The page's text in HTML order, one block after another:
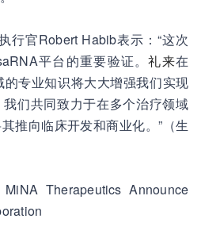
行官Robert Habib表示：“这次
平台的重要验证。礼来在
专业知识将大大增强我们实现
们共同致力于在多个治疗领域
推向临床开发和商业化。”（生
Therapeutics Announce